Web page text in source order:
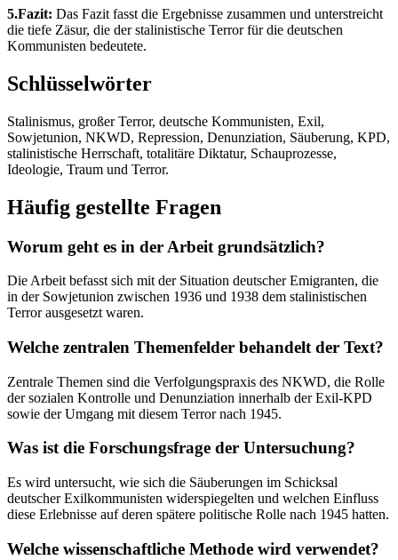
5.Fazit: Das Fazit fasst die Ergebnisse zusammen und unterstreicht
die tiefe Zäsur, die der stalinistische Terror für die deutschen
Kommunisten bedeutete.
Schlüsselwörter
Stalinismus, großer Terror, deutsche Kommunisten, Exil,
Sowjetunion, NKWD, Repression, Denunziation, Säuberung, KPD,
stalinistische Herrschaft, totalitäre Diktatur, Schauprozesse,
Ideologie, Traum und Terror.
Häufig gestellte Fragen
Worum geht es in der Arbeit grundsätzlich?
Die Arbeit befasst sich mit der Situation deutscher Emigranten, die
in der Sowjetunion zwischen 1936 und 1938 dem stalinistischen
Terror ausgesetzt waren.
Welche zentralen Themenfelder behandelt der Text?
Zentrale Themen sind die Verfolgungspraxis des NKWD, die Rolle
der sozialen Kontrolle und Denunziation innerhalb der Exil-KPD
sowie der Umgang mit diesem Terror nach 1945.
Was ist die Forschungsfrage der Untersuchung?
Es wird untersucht, wie sich die Säuberungen im Schicksal
deutscher Exilkommunisten widerspiegelten und welchen Einfluss
diese Erlebnisse auf deren spätere politische Rolle nach 1945 hatten.
Welche wissenschaftliche Methode wird verwendet?